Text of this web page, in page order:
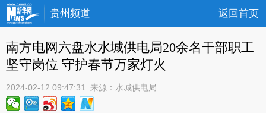
贵州频道 返回首页
南方电网六盘水水城供电局20余名干部职工
坚守岗位 守护春节万家灯火
2024-02-12 09:47:31 来源： 水城供电局